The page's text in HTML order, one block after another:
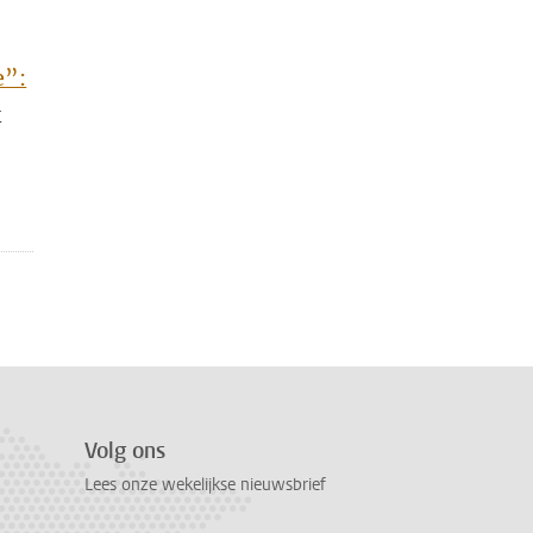
Volg ons
Lees onze wekelijkse nieuwsbrief